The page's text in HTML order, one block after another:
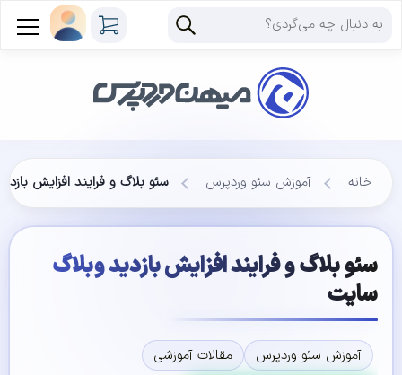
خانه آموزش سئو وردپرس سئو بلاگ و فرایند افزایش
سئو بلاگ و فرایند افزایش بازدید وبلاگ
سایت
آموزش سئو وردپرس
مقالات آموزشی